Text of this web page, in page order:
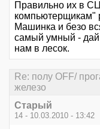
Правильно их в
компьютерщикам"
Машинка и безо
самый умный - дай
нам в лесок.
Re: полу OFF/
железо
Старый
14 - 10.03.2010 - 13:42